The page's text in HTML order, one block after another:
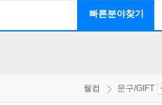
빠른분야찾기
웰컴 문구/GIFT